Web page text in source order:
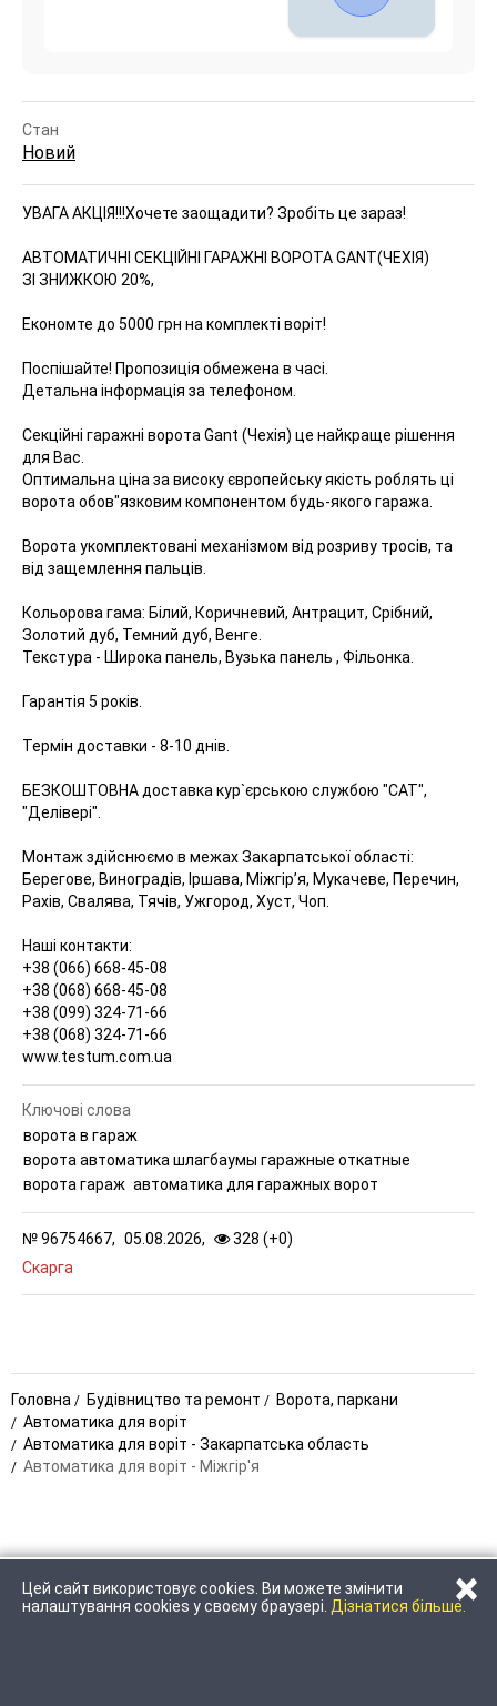
Стан
Новий
УВАГА АКЦІЯ!!!Хочете заощадити? Зробіть це зараз!
АВТОМАТИЧНІ СЕКЦІЙНІ ГАРАЖНІ ВОРОТА GANT(ЧЕХІЯ)
ЗІ ЗНИЖКОЮ 20%,
Економте до 5000 грн на комплекті воріт!
Поспішайте! Пропозиція обмежена в часі.
Детальна інформація за телефоном.
Секційні гаражні ворота Gant (Чехія) це найкраще рішення
для Вас.
Оптимальна ціна за високу європейську якість роблять ці
ворота обов"язковим компонентом будь-якого гаража.
Ворота укомплектовані механізмом від розриву тросів, та
від защемлення пальців.
Кольорова гама: Білий, Коричневий, Антрацит, Срібний,
Золотий дуб, Темний дуб, Венге.
Текстура - Широка панель, Вузька панель , Фільонка.
Гарантія 5 років.
Термін доставки - 8-10 днів.
БЕЗКОШТОВНА доставка кур`єрською службою "САТ",
"Делівері".
Монтаж здійснюємо в межах Закарпатської області:
Берегове, Виноградів, Іршава, Міжгір’я, Мукачеве, Перечин,
Рахів, Свалява, Тячів, Ужгород, Хуст, Чоп.
Наші контакти:
+38 (066) 668-45-08
+38 (068) 668-45-08
+38 (099) 324-71-66
+38 (068) 324-71-66
www.testum.com.ua
№96754667, 05.08.2026, 328 (+0)
Скарга
Ключові слова
ворота в гараж
ворота автоматика шлагбаумы гаражные откатные
ворота гараж автоматика для гаражных ворот
Головна Будівництво та ремонт
Ворота, паркани
Автоматика для воріт
Автоматика для воріт - Закарпатська область
Автоматика для воріт - Міжгір'я
Цей сайт використовує cookies. Ви можете змінити
налаштування cookies у своєму браузері. Дізнатися більше.×
ЗАТЕЛЕФОНУВАТИ НАПИСАТИ